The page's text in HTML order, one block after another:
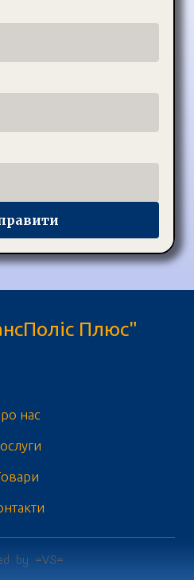
Плюс"
нас
by =VS=